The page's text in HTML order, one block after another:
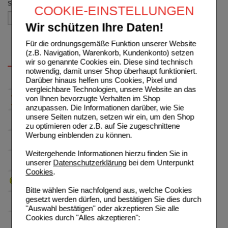
COOKIE-EINSTELLUNGEN
Wir schützen Ihre Daten!
Für die ordnungsgemäße Funktion unserer Website
(z.B. Navigation, Warenkorb, Kundenkonto) setzen
wir so genannte Cookies ein. Diese sind technisch
notwendig, damit unser Shop überhaupt funktioniert.
Darüber hinaus helfen uns Cookies, Pixel und
vergleichbare Technologien, unsere Website an das
von Ihnen bevorzugte Verhalten im Shop
anzupassen. Die Informationen darüber, wie Sie
unsere Seiten nutzen, setzen wir ein, um den Shop
zu optimieren oder z.B. auf Sie zugeschnittene
Werbung einblenden zu können.
Weitergehende Informationen hierzu finden Sie in
unserer Datenschutzerklärungbei dem Unterpunkt
Cookies.
Bitte wählen Sie nachfolgend aus, welche Cookies
gesetzt werden dürfen, und bestätigen Sie dies durch
"Auswahl bestätigen" oder akzeptieren Sie alle
Cookies durch "Alles akzeptieren":
Sortieren nach